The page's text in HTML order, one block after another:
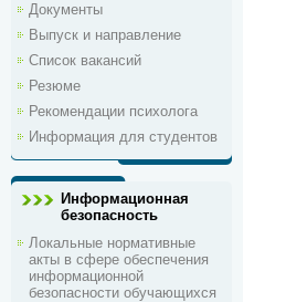
Документы
Выпуск и направление
Список вакансий
Резюме
Рекомендации психолога
Информация для студентов
Информационная
безопасность
Локальные нормативные
акты в сфере обеспечения
информационной
безопасности обучающихся